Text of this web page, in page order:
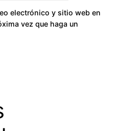
electrónico y sitio web en
vez que haga un